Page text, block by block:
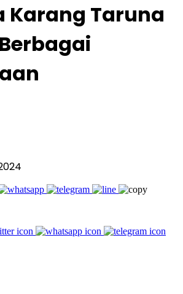
Karang Taruna